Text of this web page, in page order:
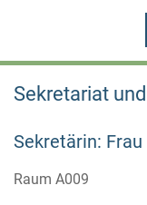
Sekretariat
Sekretärin:
Raum A009